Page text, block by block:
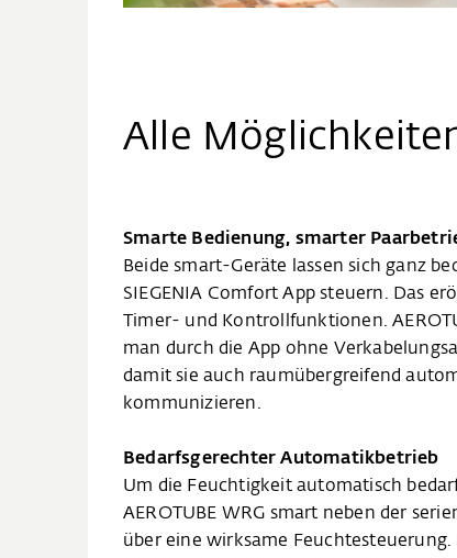
Alle
Smarte Bedienung, smarter
Beide smart-Geräte lassen sich ganz
SIEGENIA Comfort App steuern. Das
Timer- und Kontrollfunktionen.
man durch die App ohne
damit sie auch raumübergreifend
kommunizieren.
Bedarfsgerechter Automatikbetrieb
Um die Feuchtigkeit automatisch
AEROTUBE WRG smart neben der
über eine wirksame